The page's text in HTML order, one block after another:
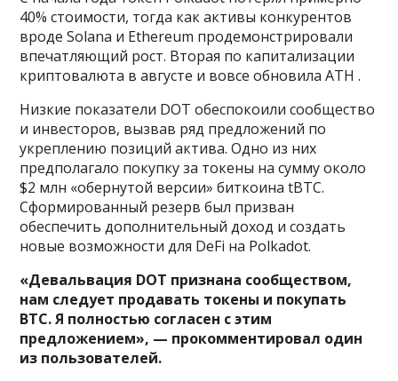
40% стоимости, тогда как активы конкурентов
вроде Solana и Ethereum продемонстрировали
впечатляющий рост. Вторая по капитализации
криптовалюта в августе и вовсе обновила ATH .
Низкие показатели DOT обеспокоили сообщество
и инвесторов, вызвав ряд предложений по
укреплению позиций актива. Одно из них
предполагало покупку за токены на сумму около
$2 млн «обернутой версии» биткоина tBTC.
Сформированный резерв был призван
обеспечить дополнительный доход и создать
новые возможности для DeFi на Polkadot.
«Девальвация DOT признана сообществом,
нам следует продавать токены и покупать
BTC. Я полностью согласен с этим
предложением», — прокомментировал один
из пользователей.